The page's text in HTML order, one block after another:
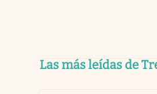
Las más leídas de